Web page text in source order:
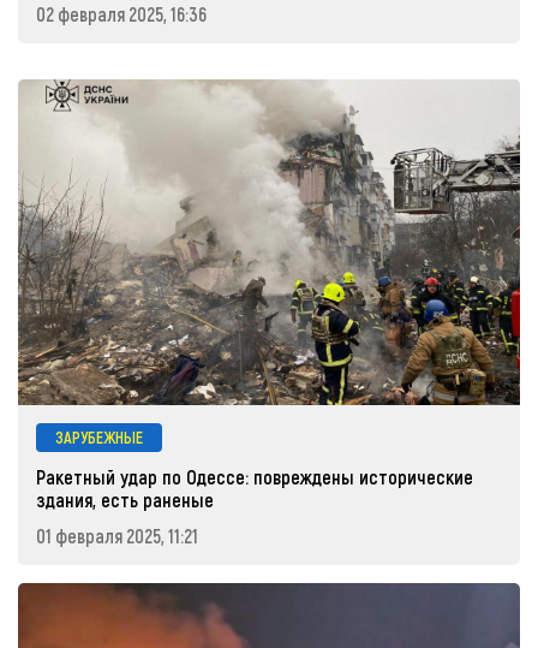
02 февраля 2025, 16:36
ЗАРУБЕЖНЫЕ
Ракетный удар по Одессе: повреждены исторические
здания, есть раненые
01 февраля 2025, 11:21